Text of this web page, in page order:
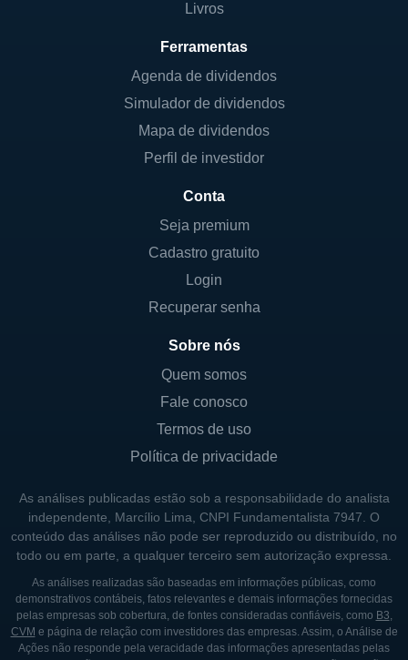
Livros
Ferramentas
Agenda de dividendos
Simulador de dividendos
Mapa de dividendos
Perfil de investidor
Conta
Seja premium
Cadastro gratuito
Login
Recuperar senha
Sobre nós
Quem somos
Fale conosco
Termos de uso
Política de privacidade
As análises publicadas estão sob a responsabilidade do analista
independente, Marcílio Lima, CNPI Fundamentalista 7947. O
conteúdo das análises não pode ser reproduzido ou distribuído, no
todo ou em parte, a qualquer terceiro sem autorização expressa.
As análises realizadas são baseadas em informações públicas, como
demonstrativos contábeis, fatos relevantes e demais informações fornecidas
pelas empresas sob cobertura, de fontes consideradas confiáveis, como B3,
CVM e página de relação com investidores das empresas. Assim, o Análise de
Ações não responde pela veracidade das informações apresentadas pelas